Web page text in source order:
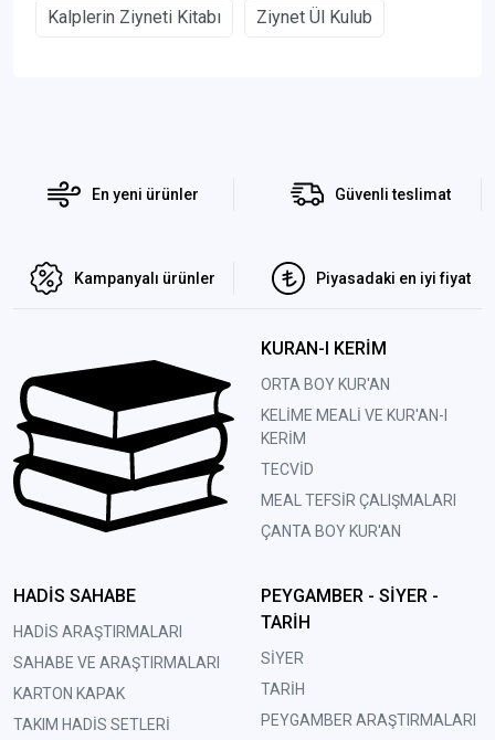
Kalplerin Ziyneti Kitabı Ziynet Ül Kulub
En yeni ürünler Güvenli teslimat
Kampanyalı ürünler Piyasadaki en iyi fiyat
KURAN-I KERİM
ORTA BOY KUR'AN
KELİME MEALİ VE KUR'AN-I
KERİM
TECVİD
MEAL TEFSİR ÇALIŞMALARI
ÇANTA BOY KUR'AN
HADİS SAHABE
HADİS ARAŞTIRMALARI
SAHABE VE ARAŞTIRMALARI
KARTON KAPAK
TAKIM HADİS SETLERİ
PEYGAMBER - SİYER -
TARİH
SİYER
TARİH
PEYGAMBER ARAŞTIRMALARI